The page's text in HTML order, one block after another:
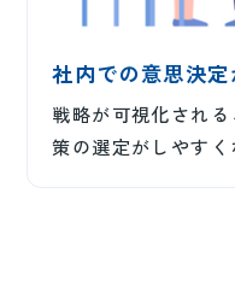
社内での意思決
戦略が可視化され
策の選定がしやすく